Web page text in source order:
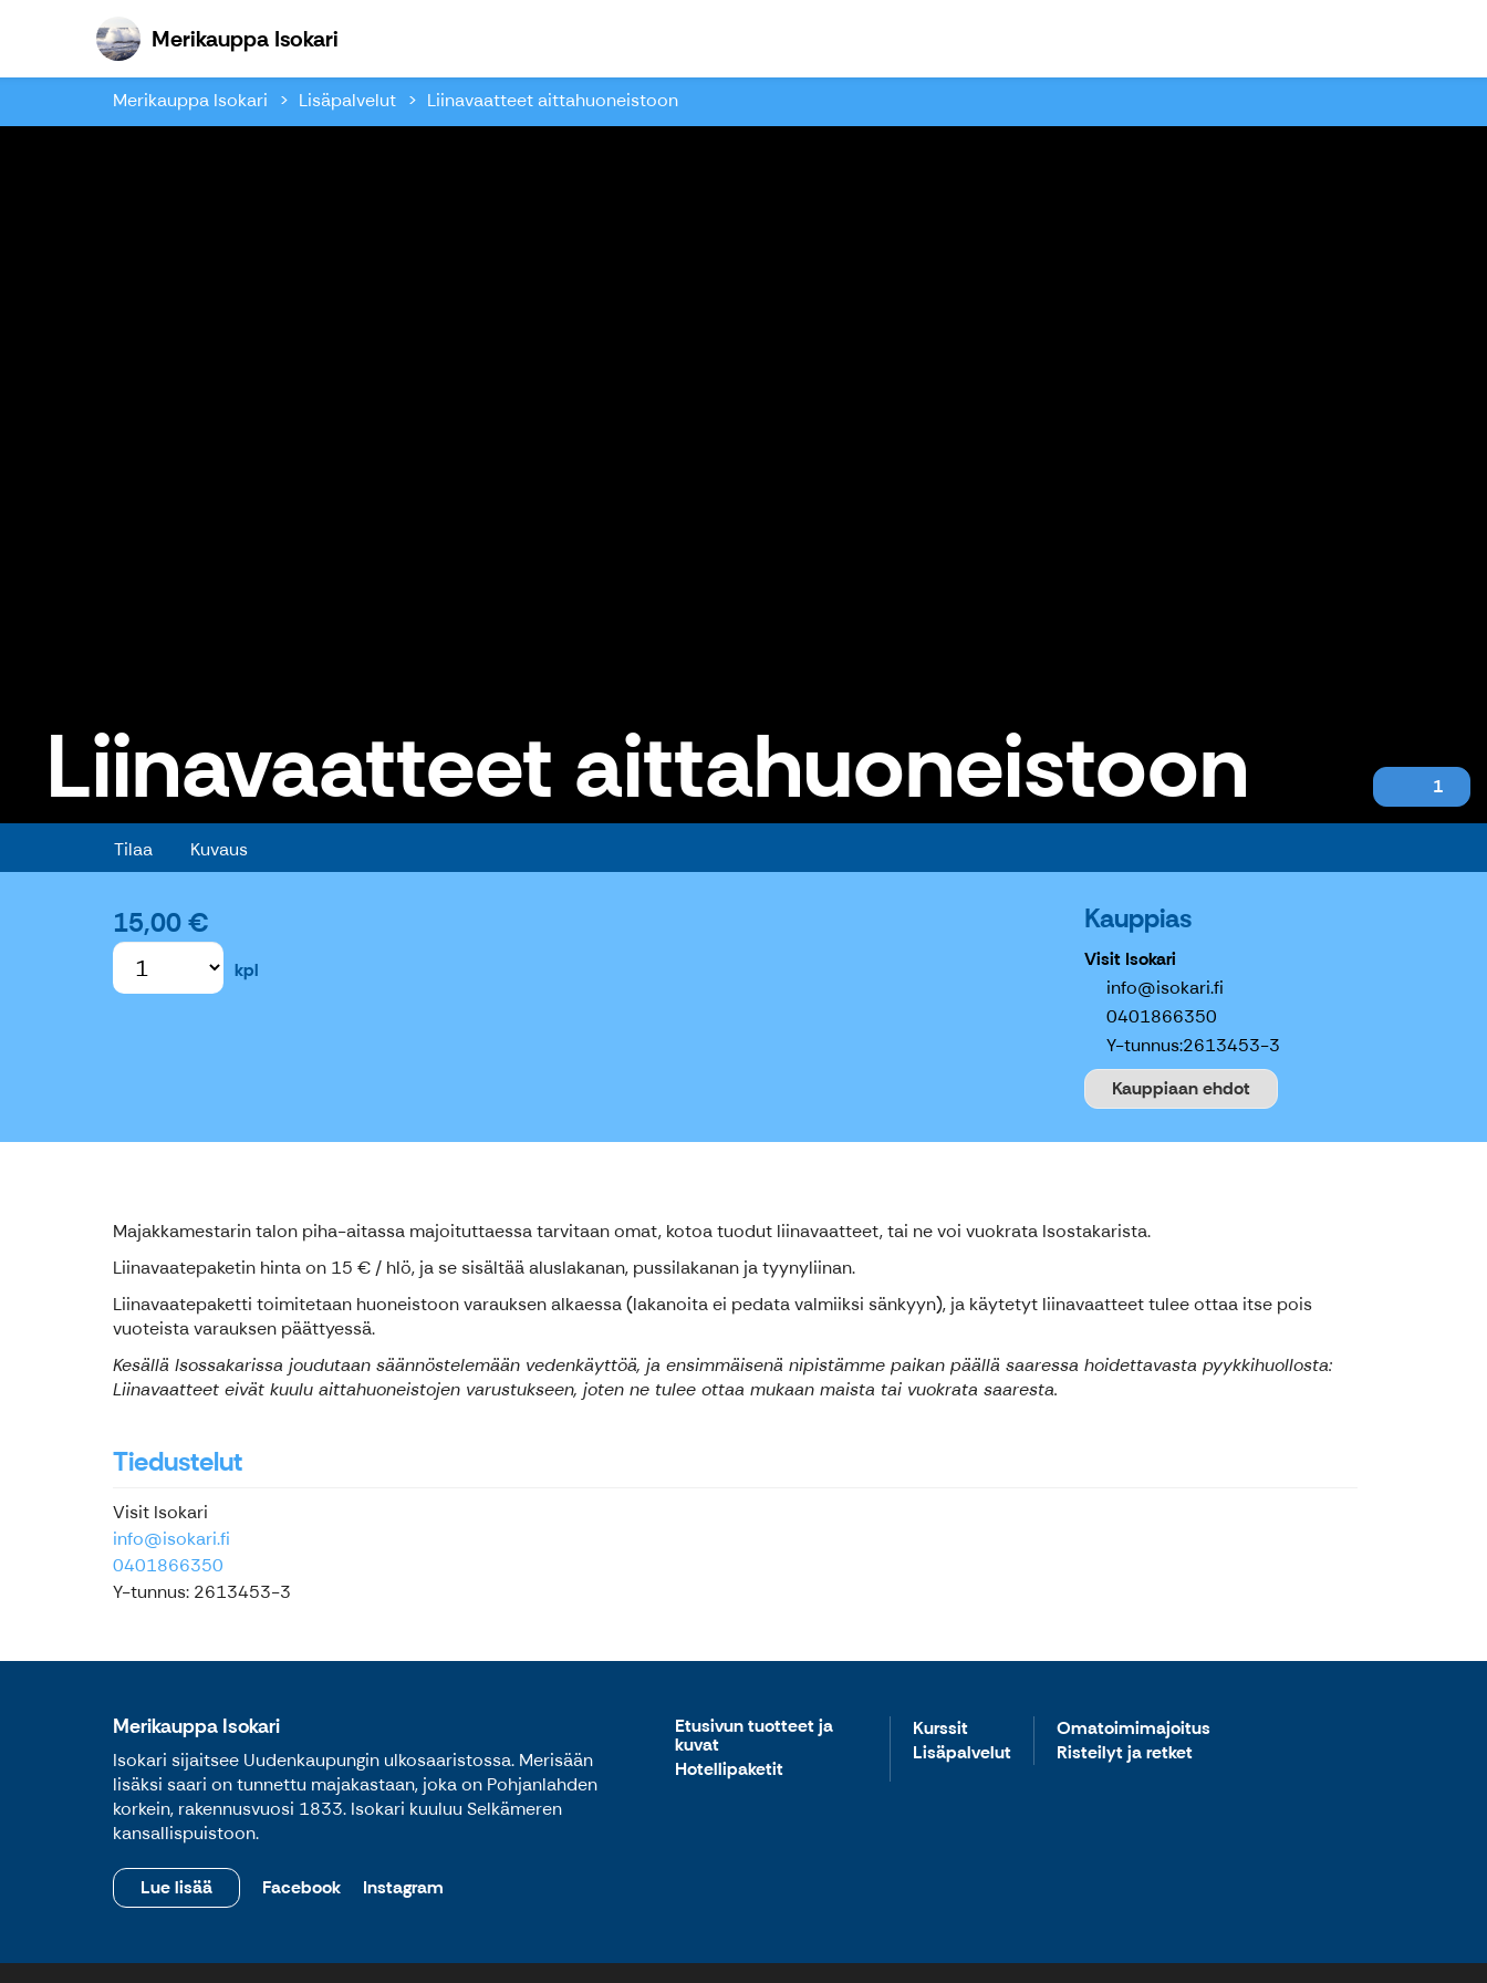
Merikauppa Isokari
Merikauppa Isokari Lisäpalvelut Liinavaatteet aittahuoneistoon
Liinavaatteet aittahuoneistoon 1
Liinavaatteet aittahuoneistoon
Tilaa Kuvaus
15,00 €
kpl
Kauppias
Visit Isokari
info@isokari.fi
0401866350
Y-tunnus:2613453-3
Kauppiaan ehdot
Majakkamestarin talon piha-aitassa majoituttaessa tarvitaan omat, kotoa tuodut liinavaatteet, tai ne voi vuokrata Isostakarista.
Liinavaatepaketin hinta on 15 € / hlö, ja se sisältää aluslakanan, pussilakanan ja tyynyliinan.
Liinavaatepaketti toimitetaan huoneistoon varauksen alkaessa (lakanoita ei pedata valmiiksi sänkyyn), ja käytetyt liinavaatteet tulee ottaa itse pois
vuoteista varauksen päättyessä.
Kesällä Isossakarissa joudutaan säännöstelemään vedenkäyttöä, ja ensimmäisenä nipistämme paikan päällä saaressa hoidettavasta pyykkihuollosta:
Liinavaatteet eivät kuulu aittahuoneistojen varustukseen, joten ne tulee ottaa mukaan maista tai vuokrata saaresta.
Tiedustelut
Visit Isokari
info@isokari.fi
0401866350
Y-tunnus: 2613453-3
Merikauppa Isokari
Isokari sijaitsee Uudenkaupungin ulkosaaristossa. Merisään
lisäksi saari on tunnettu majakastaan, joka on Pohjanlahden
korkein, rakennusvuosi 1833. Isokari kuuluu Selkämeren
kansallispuistoon.
Lue lisää Facebook Instagram
Etusivun tuotteet ja
kuvat
Hotellipaketit
Kurssit
Lisäpalvelut
Omatoimimajoitus
Risteilyt ja retket